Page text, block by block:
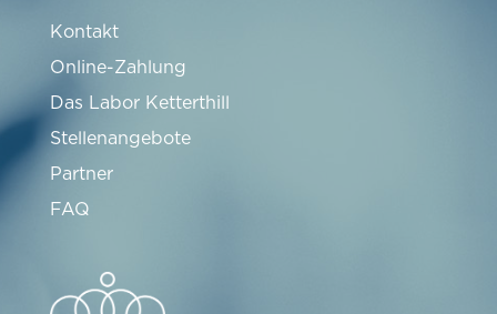
Kontakt
Online-Zahlung
Das Labor Ketterthill
Stellenangebote
Partner
FAQ